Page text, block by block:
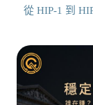
從 HIP-1 到